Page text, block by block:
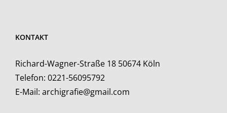
KONTAKT
Richard-Wagner-Straße 18 50674 Köln
Telefon: 0221-56095792
E-Mail: archigrafie@gmail.com